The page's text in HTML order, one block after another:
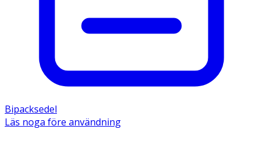
Bipacksedel
Läs noga före användning